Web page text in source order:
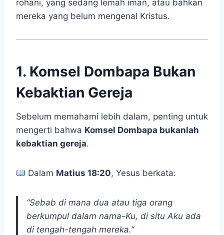
rohani, yang sedang lemah iman, atau bahkan
mereka yang belum mengenal Kristus.
1. Komsel Dombapa Bukan
Kebaktian Gereja
Sebelum memahami lebih dalam, penting untuk
mengerti bahwa Komsel Dombapa bukanlah
kebaktian gereja.
Dalam Matius 18:20, Yesus berkata:
“Sebab di mana dua atau tiga orang
berkumpul dalam nama-Ku, di situ Aku ada
di tengah-tengah mereka.”